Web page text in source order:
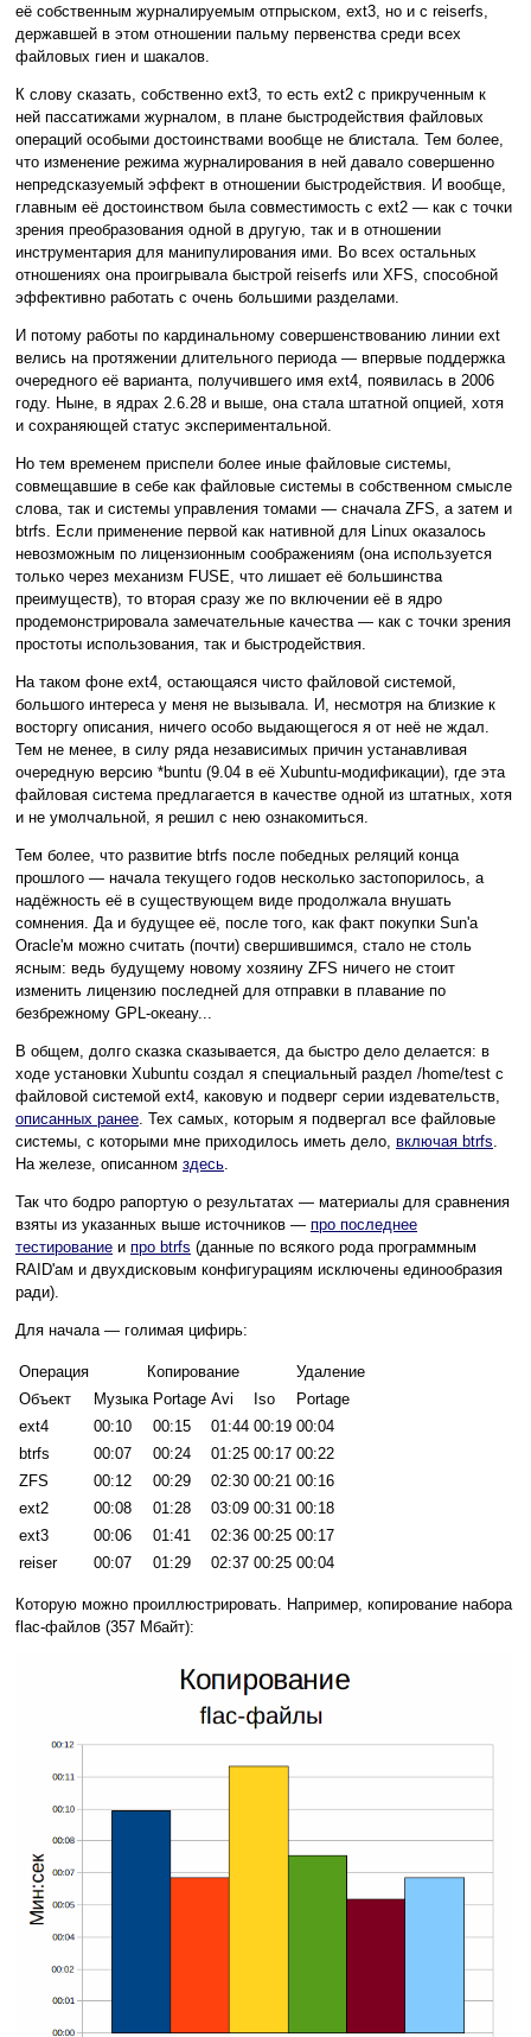
её собственным журналируемым отпрыском, ext3, но и с reiserfs,
державшей в этом отношении пальму первенства среди всех
файловых гиен и шакалов.
К слову сказать, собственно ext3, то есть ext2 с прикрученным к
ней пассатижами журналом, в плане быстродействия файловых
операций особыми достоинствами вообще не блистала. Тем более,
что изменение режима журналирования в ней давало совершенно
непредсказуемый эффект в отношении быстродействия. И вообще,
главным её достоинством была совместимость с ext2 — как с точки
зрения преобразования одной в другую, так и в отношении
инструментария для манипулирования ими. Во всех остальных
отношениях она проигрывала быстрой reiserfs или XFS, способной
эффективно работать с очень большими разделами.
И потому работы по кардинальному совершенствованию линии ext
велись на протяжении длительного периода — впервые поддержка
очередного её варианта, получившего имя ext4, появилась в 2006
году. Ныне, в ядрах 2.6.28 и выше, она стала штатной опцией, хотя
и сохраняющей статус экспериментальной.
Но тем временем приспели более иные файловые системы,
совмещавшие в себе как файловые системы в собственном смысле
слова, так и системы управления томами — сначала ZFS, а затем и
btrfs. Если применение первой как нативной для Linux оказалось
невозможным по лицензионным соображениям (она используется
только через механизм FUSE, что лишает её большинства
преимуществ), то вторая сразу же по включении её в ядро
продемонстрировала замечательные качества — как с точки зрения
простоты использования, так и быстродействия.
На таком фоне ext4, остающаяся чисто файловой системой,
большого интереса у меня не вызывала. И, несмотря на близкие к
восторгу описания, ничего особо выдающегося я от неё не ждал.
Тем не менее, в силу ряда независимых причин устанавливая
очередную версию *buntu (9.04 в её Xubuntu-модификации), где эта
файловая система предлагается в качестве одной из штатных, хотя
и не умолчальной, я решил с нею ознакомиться.
Тем более, что развитие btrfs после победных реляций конца
прошлого — начала текущего годов несколько застопорилось, а
надёжность её в существующем виде продолжала внушать
сомнения. Да и будущее её, после того, как факт покупки Sun'а
Oracle'м можно считать (почти) свершившимся, стало не столь
ясным: ведь будущему новому хозяину ZFS ничего не стоит
изменить лицензию последней для отправки в плавание по
безбрежному GPL-океану...
В общем, долго сказка сказывается, да быстро дело делается: в
ходе установки Xubuntu создал я специальный раздел /home/test с
файловой системой ext4, каковую и подверг серии издевательств,
описанных ранее. Тех самых, которым я подвергал все файловые
системы, с которыми мне приходилось иметь дело, включая btrfs.
На железе, описанном здесь.
Так что бодро рапортую о результатах — материалы для сравнения
взяты из указанных выше источников — про последнее
тестирование и про btrfs (данные по всякого рода программным
RAID'ам и двухдисковым конфигурациям исключены единообразия
ради).
Для начала — голимая цифирь:
Операция Копирование
Удаление
Объект
Музыка Portage Avi Iso
Portage
ext4
00:10 00:15 01:44 00:19 00:04
btrfs
00:07 00:24 01:25 00:17 00:22
ZFS
00:12 00:29 02:30 00:21 00:16
ext2
00:08 01:28 03:09 00:31 00:18
ext3
00:06 01:41 02:36 00:25 00:17
reiser
00:07 01:29 02:37 00:25 00:04
Которую можно проиллюстрировать. Например, копирование набора
flac-файлов (357 Мбайт):